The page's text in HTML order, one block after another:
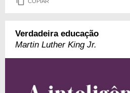
Verdadeira educação
Martin Luther King Jr.